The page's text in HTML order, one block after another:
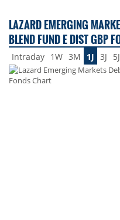
LAZARD EMERGING
BLEND FUND E DIST GBP
Intraday 1W 3M 1J 3J 5J